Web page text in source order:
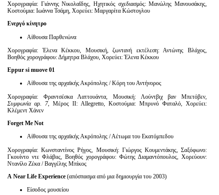
Χορογραφία: Γιάννης Νικολαΐδης, Ηχητικός σχεδιασμός: Μανώλης Μανουσάκης,
Κοστούμια: Ιωάννα Τσάμη, Χορεύει: Μαργαρίτα Κώστογλου
Ενεργό κίνητρο
Αίθουσα Παρθενώνα
Χορογραφία: Έλενα Κέκκου, Μουσική, ζωντανή εκτέλεση: Αντώνης Βλάχος,
Βοηθός χορογράφου: Δήμητρα Βλάχου, Χορεύει: Έλενα Κέκκου
Eppur si muove 01
Αίθουσα της αρχαϊκής Ακρόπολης / Κόρη του Αντήνορος
Χορογραφία: Φραντσέσκα Λαττουάντα, Μουσική: Λούντβιχ βαν Μπετόβεν,
Συμφωνία αρ. 7, Μέρος ΙΙ: Αllegretto, Κοστούμια: Μπρυνό Φαταλό, Χορεύει:
Κλέμεντ Χάνεν
Forget Me Not
Αίθουσα της αρχαϊκής Ακρόπολης / Αέτωμα του Εκατόμπεδου
Χορογραφία: Κωνσταντίνος Ρήγος, Μουσική: Γιώργος Κουμεντάκης, Σαξόφωνο:
Γκουίντο ντε Φλάβιις, Βοηθός χορογράφου: Φώτης Διαμαντόπουλος, Χορεύουν:
Ντανίλο Ζέκα / Βαγγέλης Μπίκος
A Near Life Experience (απόσπασμα από μια δημιουργία του 2003)
Είσοδος μουσείου